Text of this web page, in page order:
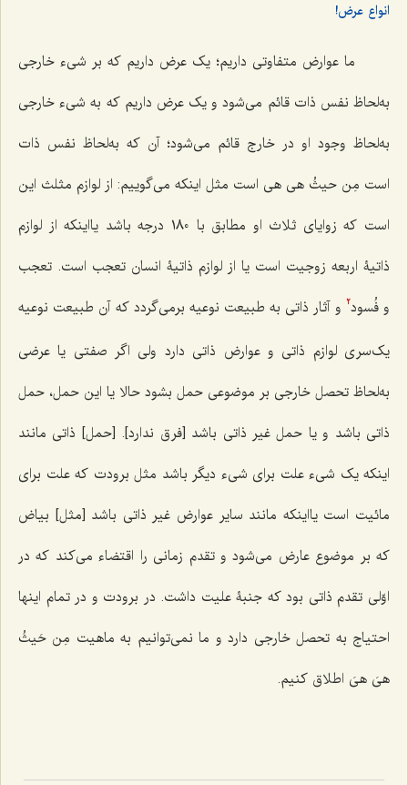
انواع عرض!
ما عوارض متفاوتی داریم؛ یک عرض داریم که بر شیء خارجی
به‌لحاظ نفس ذات قائم می‌شود و یک عرض داریم که به شیء خارجی
به‌لحاظ وجود او در خارج قائم می‌شود؛ آن که به‌لحاظ نفس ذات
است مِن حیثُ هی هی است مثل اینکه می‌گوییم: از لوازم مثلث این
است که زوایای ثلاث او مطابق با 180 درجه باشد یااینکه از لوازم
ذاتیۀ اربعه زوجیت است یا از لوازم ذاتیۀ انسان تعجب است. تعجب
و فُسود2
و آثار ذاتی به طبیعت نوعیه برمی‌گردد که آن طبیعت نوعیه
یک‌سری لوازم ذاتی و عوارض ذاتی دارد ولی اگر صفتی یا عرضی
به‌لحاظ تحصل خارجی بر موضوعی حمل بشود حالا یا این حمل، حمل
ذاتی باشد و یا حمل غیر ذاتی باشد [فرق ندارد]. [حمل] ذاتی مانند
اینکه یک شیء علت برای شیء دیگر باشد مثل برودت که علت برای
مائیت است یااینکه مانند سایر عوارض غیر ذاتی باشد [مثل] بیاض
که بر موضوع عارض می‌شود و تقدم زمانی را اقتضاء می‌کند که در
اوّلی تقدم ذاتی بود که جنبۀ علیت داشت. در برودت و در تمام اینها
احتیاج به تحصل خارجی دارد و ما نمی‌توانیم به ماهیت مِن حَیثُ
هیَ هیَ اطلاق کنیم.